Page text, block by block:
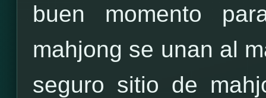
buen momento
mahjong se unan al
seguro sitio de